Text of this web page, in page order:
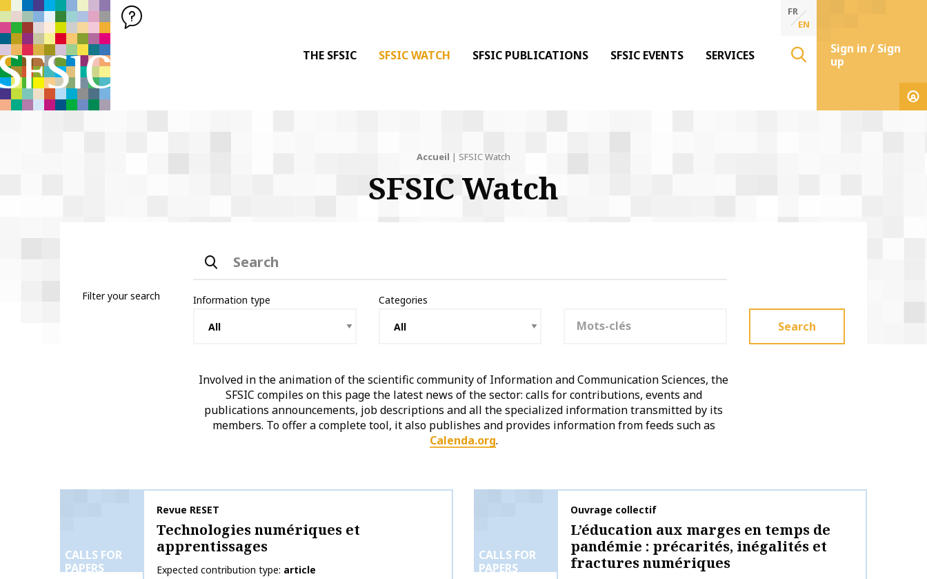
SFSIC SOCIÉTÉ FRANÇAISE DES SCIENCES DE L'INFORMATION & DE LA COMMUNICATION
Société Française des Sciences de l'Information & de la Communication
THE SFSIC SFSIC WATCH SFSIC PUBLICATIONS SFSIC EVENTS SERVICES
FR
EN
Sign in / Sign
up
Accueil | SFSIC Watch
SFSIC Watch
Filter your search
Search
Information type
Categories
Search
Involved in the animation of the scientific community of Information and Communication Sciences, the
SFSIC compiles on this page the latest news of the sector: calls for contributions, events and
publications announcements, job descriptions and all the specialized information transmitted by its
members. To offer a complete tool, it also publishes and provides information from feeds such as
Calenda.org.
CALLS FOR
PAPERS
Publication name
Revue RESET
Technologies numériques et
apprentissages
Expected contribution type article
CALLS FOR
PAPERS
Publication name
Ouvrage collectif
L’éducation aux marges en temps de
pandémie : précarités, inégalités et
fractures numériques